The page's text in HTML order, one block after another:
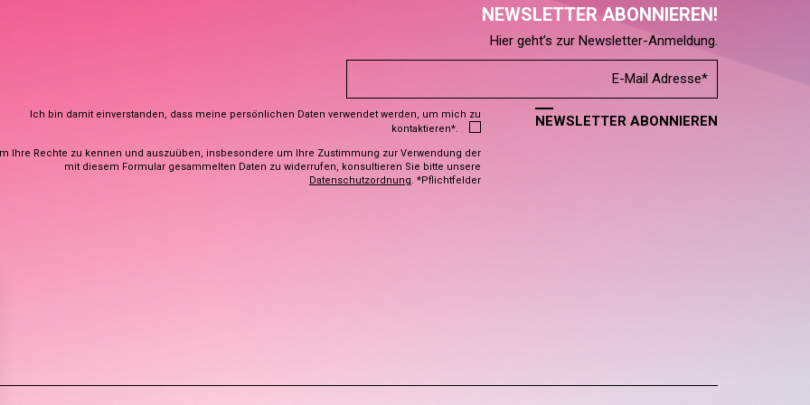
NEWSLETTER ABONNIEREN!
Hier geht’s zur Newsletter-Anmeldung.
Ich bin damit einverstanden, dass meine persönlichen Daten verwendet werden, um mich zu
kontaktieren*.
Ihre Rechte zu kennen und auszuüben, insbesondere um Ihre Zustimmung zur Verwendung der
mit diesem Formular gesammelten Daten zu widerrufen, konsultieren Sie bitte unsere
Datenschutzordnung. *Pflichtfelder
NEWSLETTER ABONNIEREN